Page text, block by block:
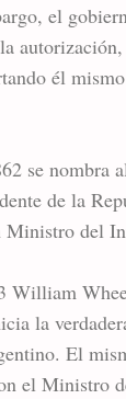
el
él
se nombra
de la
del
William
la
El
el Ministro